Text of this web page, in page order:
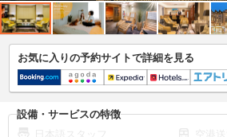
お気に入りの予約サイトで詳細を見る
設備・サービスの特徴